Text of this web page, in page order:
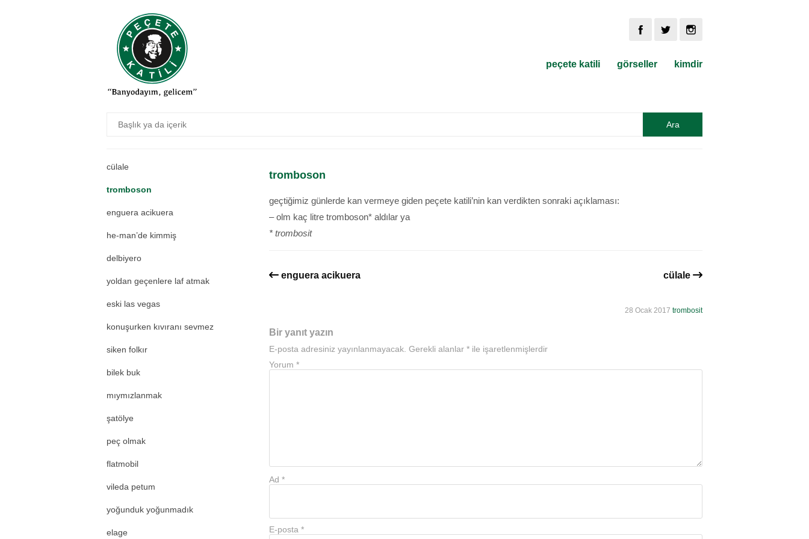
peçete katili görseller kimdir
ense tokatına yapıştırmak
çift
anlatıyorsan anlatayım
dan bilazin
malveri
cülale
tromboson
enguera acikuera
he-man’de kimmiş
delbiyero
yoldan geçenlere laf atmak
eski las vegas
konuşurken kıvıranı sevmez
siken folkır
bilek buk
mıymızlanmak
şatölye
peç olmak
flatmobil
vileda petum
yoğunduk yoğunmadık
elage
tromboson
geçtiğimiz günlerde kan vermeye giden peçete katili’nin kan verdikten sonraki açıklaması:
– olm kaç litre tromboson* aldılar ya
* trombosit
enguera acikuera cülale
28 Ocak 2017 trombosit
Bir yanıt yazın
E-posta adresiniz yayınlanmayacak. Gerekli alanlar * ile işaretlenmişlerdir
Yorum *
Ad *
E-posta *